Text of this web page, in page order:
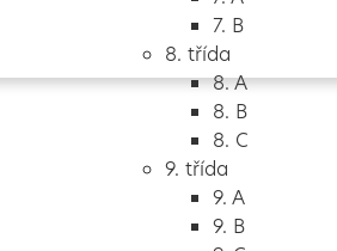
7. B
8. třída
8. A
8. B
8. C
9. třída
9. A
9. B